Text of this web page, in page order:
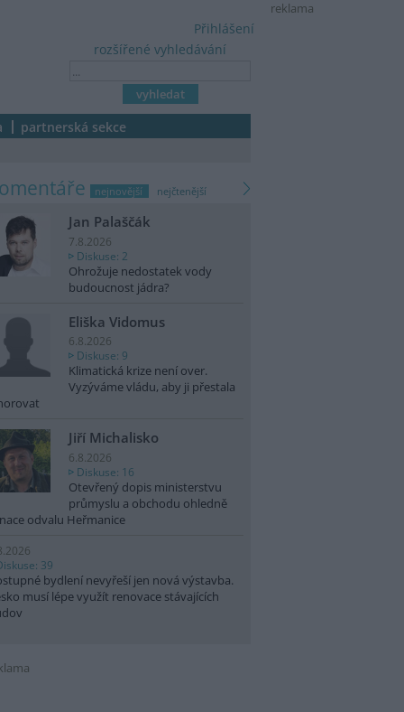
reklama
rozšířené vyhledávání
Přihlášení
partnerská sekce
nejnovější nejčtenější
Jan Palaščák
7.8.2026
Diskuse: 2
Ohrožuje nedostatek vody
budoucnost jádra?
Eliška Vidomus
6.8.2026
Diskuse: 9
Klimatická krize není over.
Vyzýváme vládu, aby ji přestala
Jiří Michalisko
6.8.2026
Diskuse: 16
Otevřený dopis ministerstvu
průmyslu a obchodu ohledně
odvalu Heřmanice
39
bydlení nevyřeší jen nová výstavba.
musí lépe využít renovace stávajících